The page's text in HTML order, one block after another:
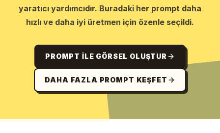
yaratıcı yardımcıdır. Buradaki her prompt daha
hızlı ve daha iyi üretmen için özenle seçildi.
PROMPT ILE GÖRSEL OLUŞTUR
DAHA FAZLA PROMPT KEŞFET